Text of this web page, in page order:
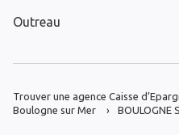
Outreau
Trouver une agence Caisse
Boulogne sur Mer
BOULOGNE